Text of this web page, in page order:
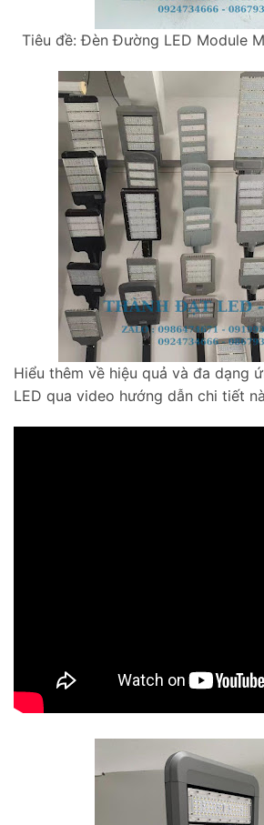
Tiêu đề: Đèn Đường LED Module
Hiểu thêm về hiệu quả và đa dạng
LED qua video hướng dẫn chi tiết